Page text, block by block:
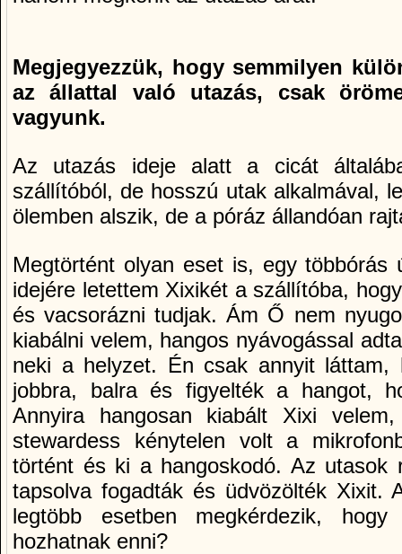
Megjegyezzük, hogy semmilyen
az állattal való utazás, csak
vagyunk.
Az utazás ideje alatt a cicát
szállítóból, de hosszú utak alkalmával,
ölemben alszik, de a póráz állandóan
Megtörtént olyan eset is, egy többórás
idejére letettem Xixikét a szállítóba,
és vacsorázni tudjak. Ám Ő nem
kiabálni velem, hangos nyávogással
neki a helyzet. Én csak annyit
jobbra, balra és figyelték a hangot,
Annyira hangosan kiabált Xixi
stewardess kénytelen volt a
történt és ki a hangoskodó. Az utasok
tapsolva fogadták és üdvözölték Xixit.
legtöbb esetben megkérdezik,
hozhatnak enni?